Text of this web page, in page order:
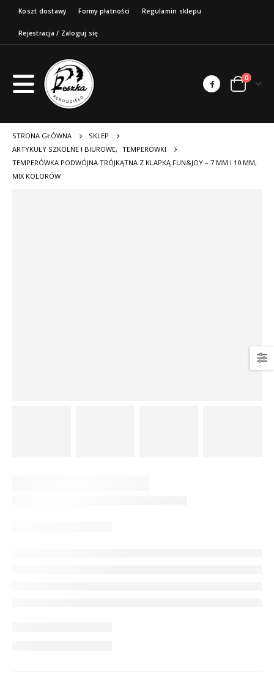
Koszt dostawy Formy płatności Regulamin sklepu
Rejestracja / Zaloguj się
0
STRONA GŁÓWNA
SKLEP
ARTYKUŁY SZKOLNE I BIUROWE, TEMPERÓWKI
TEMPERÓWKA PODWÓJNA TRÓJKĄTNA Z KLAPKĄ FUN&JOY – 7 MM I 10 MM,
MIX KOLORÓW